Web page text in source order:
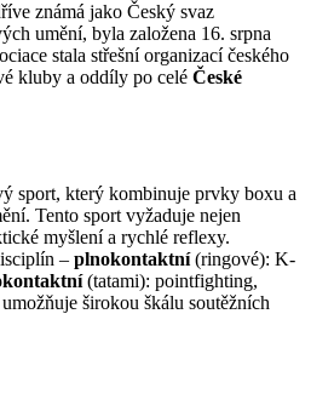
známá jako Český svaz
umění, byla založena 16. srpna
stala střešní organizací českého
kluby a oddíly po celé České
sport, který kombinuje prvky boxu a
Tento sport vyžaduje nejen
myšlení a rychlé reflexy.
– plnokontaktní(ringové): K-
(tatami): pointfighting,
širokou škálu soutěžních